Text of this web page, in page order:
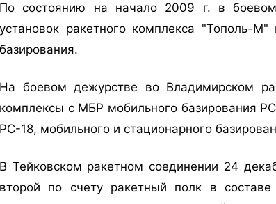
По состоянию на начало 2009 г. в
установок ракетного комплекса "Тополь-
базирования.
На боевом дежурстве во Владимирском
комплексы с МБР мобильного базирования
РС-18, мобильного и стационарного
В Тейковском ракетном соединении 24
второй по счету ракетный полк в